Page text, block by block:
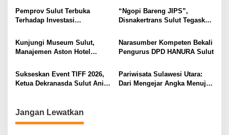
o
Ruang Aman Bagi Anak, di
Lingkungan Fisik Maupun di
Ruang Digital
Secara Proposional, Agar
Tidak Timbul Persepsi Keliru
Pemprov Sulut Terbuka
Terhadap Investasi
“Ngopi Bareng JIPS”,
Disnakertrans Sulut Tegaskan
Pekerja dari Ancaman PHK
Kunjungi Museum Sulut,
Manajemen Aston Hotel
Kebudayaan Ke Wisatawan
Narasumber Kompeten Bekali
Pengurus DPD HANURA Sulut
Sukseskan Event TIFF 2026,
Ketua Dekranasda Sulut Anik
Pariwisata Sulawesi Utara:
Dari Mengejar Angka Menuju
Jangan Lewatkan